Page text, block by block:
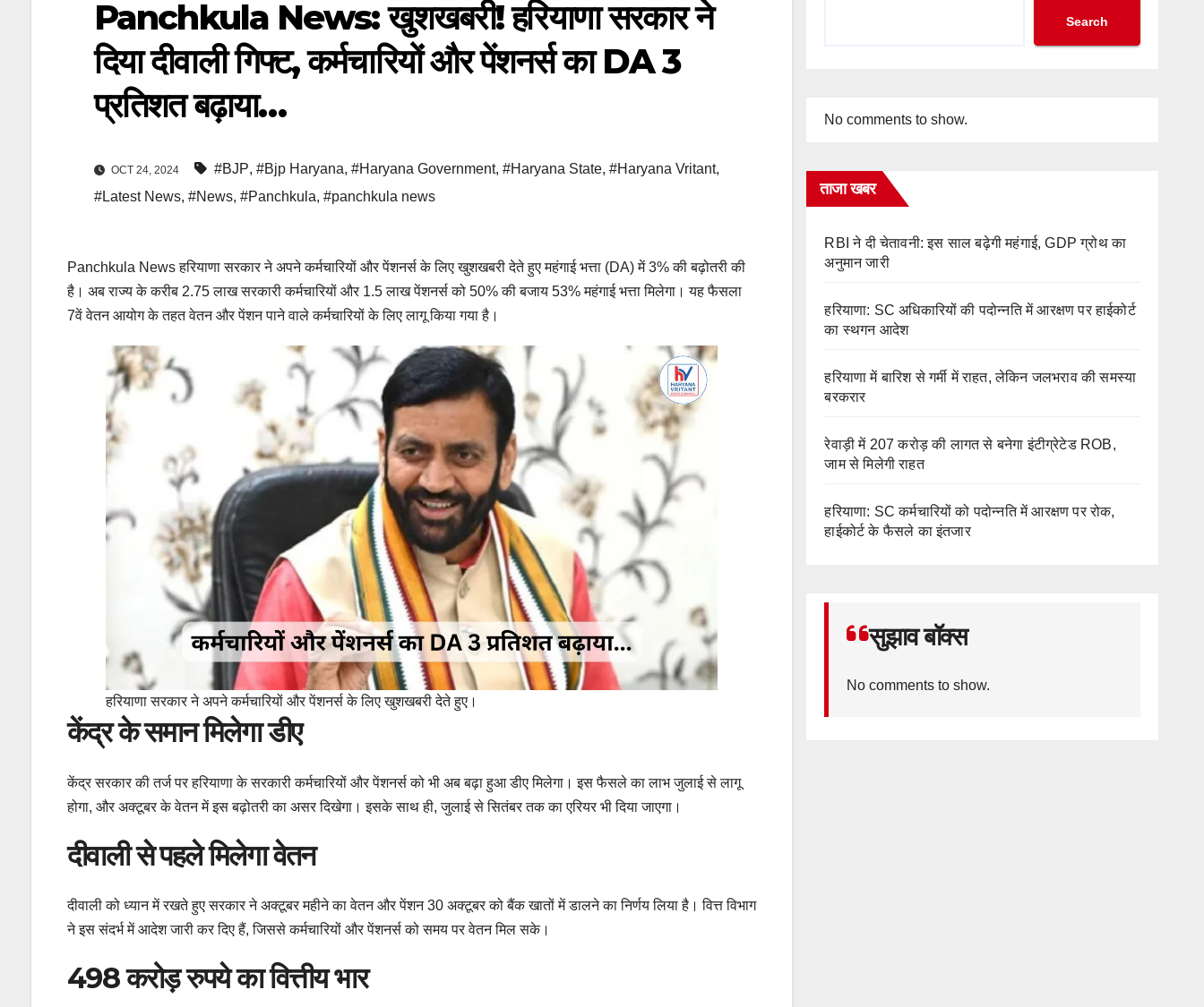
Panchkula News: खुशखबरी! हरियाणा सरकार ने
दिया दीवाली गिफ्ट, कर्मचारियों और पेंशनर्स का DA 3
प्रतिशत बढ़ाया…
OCT 24, 2024 #BJP, #Bjp Haryana, #Haryana Government, #Haryana State, #Haryana Vritant,
#Latest News, #News, #Panchkula, #panchkula news
Panchkula News हरियाणा सरकार ने अपने कर्मचारियों और पेंशनर्स के लिए खुशखबरी देते हुए महंगाई भत्ता (DA) में 3% की बढ़ोतरी की
है। अब राज्य के करीब 2.75 लाख सरकारी कर्मचारियों और 1.5 लाख पेंशनर्स को 50% की बजाय 53% महंगाई भत्ता मिलेगा। यह फैसला
7वें वेतन आयोग के तहत वेतन और पेंशन पाने वाले कर्मचारियों के लिए लागू किया गया है।
हरियाणा सरकार ने अपने कर्मचारियों और पेंशनर्स के लिए खुशखबरी देते हुए।
केंद्र के समान मिलेगा डीए
केंद्र सरकार की तर्ज पर हरियाणा के सरकारी कर्मचारियों और पेंशनर्स को भी अब बढ़ा हुआ डीए मिलेगा। इस फैसले का लाभ जुलाई से लागू
होगा, और अक्टूबर के वेतन में इस बढ़ोतरी का असर दिखेगा। इसके साथ ही, जुलाई से सितंबर तक का एरियर भी दिया जाएगा।
दीवाली से पहले मिलेगा वेतन
दीवाली को ध्यान में रखते हुए सरकार ने अक्टूबर महीने का वेतन और पेंशन 30 अक्टूबर को बैंक खातों में डालने का निर्णय लिया है। वित्त विभाग
ने इस संदर्भ में आदेश जारी कर दिए हैं, जिससे कर्मचारियों और पेंशनर्स को समय पर वेतन मिल सके।
498 करोड़ रुपये का वित्तीय भार
Search
No comments to show.
ताजा खबर
RBI ने दी चेतावनी: इस साल बढ़ेगी महंगाई, GDP ग्रोथ का
अनुमान जारी
हरियाणा: SC अधिकारियों की पदोन्नति में आरक्षण पर हाईकोर्ट
का स्थगन आदेश
हरियाणा में बारिश से गर्मी में राहत, लेकिन जलभराव की समस्या
बरकरार
रेवाड़ी में 207 करोड़ की लागत से बनेगा इंटीग्रेटेड ROB,
जाम से मिलेगी राहत
हरियाणा: SC कर्मचारियों को पदोन्नति में आरक्षण पर रोक,
हाईकोर्ट के फैसले का इंतजार
सुझाव बॉक्स
No comments to show.